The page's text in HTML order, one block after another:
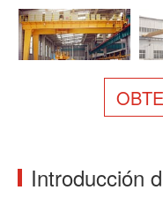
Sobre nosotros
Contacto
Introducción